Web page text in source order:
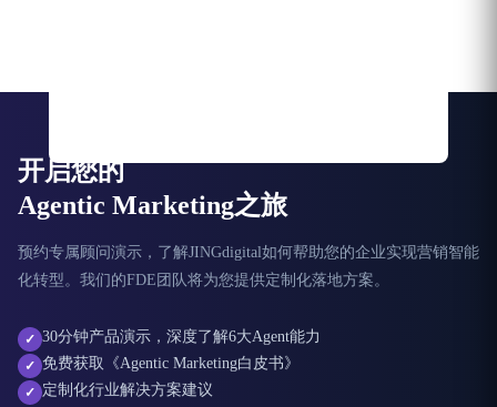
开启您的
Agentic Marketing之旅
预约专属顾问演示，了解JINGdigital如何帮助您的企业实现营销智能
化转型。我们的FDE团队将为您提供定制化落地方案。
✓ 30分钟产品演示，深度了解6大Agent能力
✓ 免费获取《Agentic Marketing白皮书》
✓ 定制化行业解决方案建议